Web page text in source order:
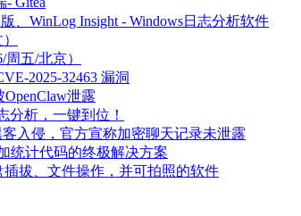
、WinLog Insight - Windows日志分析软件
五/北京）
2025-32463 漏洞
泄露
分析，一键到位！
入侵，官方宣称加密聊天记录未泄露
统计代码的终极解决方案
拔、文件操作，并可拍照的软件